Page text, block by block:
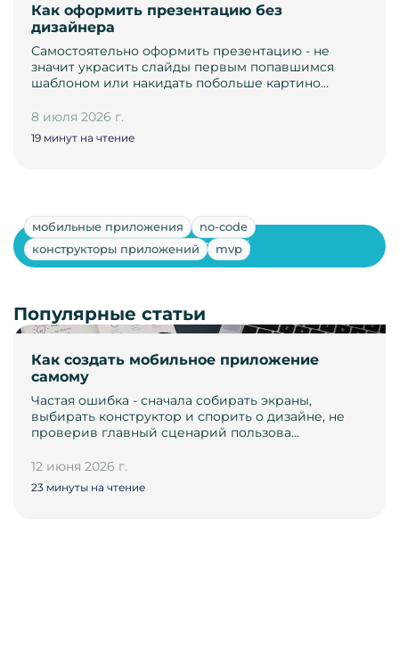
Как оформить презентацию без
дизайнера
Самостоятельно оформить презентацию - не
значит украсить слайды первым попавшимся
шаблоном или накидать побольше картино…
8 июля 2026 г.
19 минут на чтение
мобильные приложения
no-code
конструкторы приложений
mvp
Как создать мобильное приложение
самому
Частая ошибка - сначала собирать экраны,
выбирать конструктор и спорить о дизайне, не
проверив главный сценарий пользова…
12 июня 2026 г.
23 минуты на чтение
Показать ещё
Популярные статьи